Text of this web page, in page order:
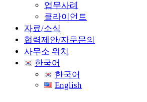
업무사례
클라이언트
자료/소식
협력제안/자문문의
사무소 위치
한국어
한국어
English